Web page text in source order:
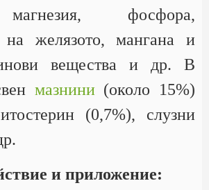
фосфора,
на желязото, мангана и
вещества и др. В
мазнини(около 15%)
(0,7%), слузни
и приложение: